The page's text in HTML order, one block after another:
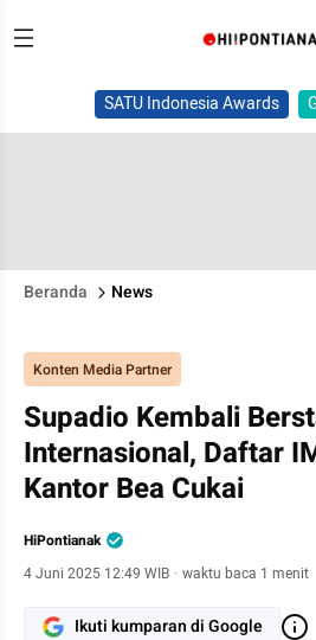
SATU Indonesia Awards
Beranda News
Konten Media Partner
Supadio Kembali
Internasional, Daftar
Kantor Bea Cukai
HiPontianak
4 Juni 2025 12:49 WIB · waktu baca 1 menit
Ikuti kumparan di Google